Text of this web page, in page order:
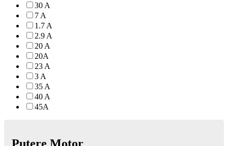
30 A
7 A
1.7 A
2.9 A
20 A
20A
23 A
3 A
35 A
40 A
45A